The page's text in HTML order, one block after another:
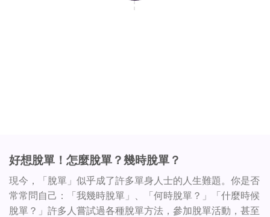
好想脫單！怎麼脫單？幾時脫單？
現今，「脫單」似乎成了許多單身人士的人生難題。你是否
常常問自己：「我幾時脫單」、「何時脫單？」「什麼時候
脫單？」許多人嘗試過各種脫單方法，參加脫單活動，甚至